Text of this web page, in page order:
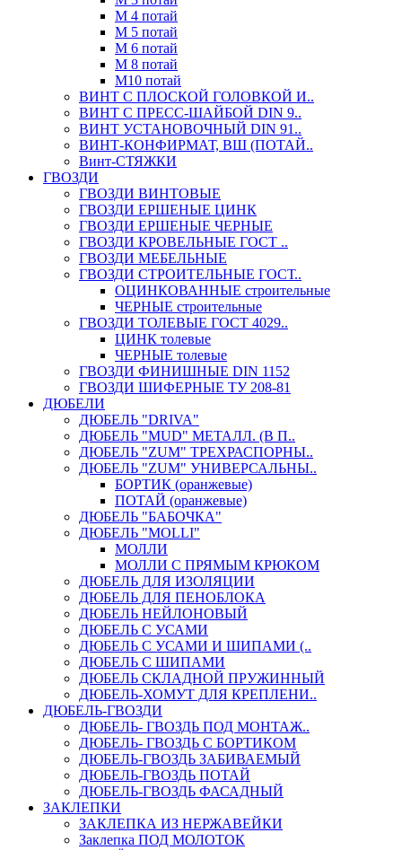
М 4 потай
М 5 потай
М 6 потай
М 8 потай
М10 потай
ВИНТ С ПЛОСКОЙ ГОЛОВКОЙ И..
ВИНТ С ПРЕСС-ШАЙБОЙ DIN 9..
ВИНТ УСТАНОВОЧНЫЙ DIN 91..
ВИНТ-КОНФИРМАТ, ВШ (ПОТАЙ..
Винт-СТЯЖКИ
ГВОЗДИ
ГВОЗДИ ВИНТОВЫЕ
ГВОЗДИ ЕРШЕНЫЕ ЦИНК
ГВОЗДИ ЕРШЕНЫЕ ЧЕРНЫЕ
ГВОЗДИ КРОВЕЛЬНЫЕ ГОСТ ..
ГВОЗДИ МЕБЕЛЬНЫЕ
ГВОЗДИ СТРОИТЕЛЬНЫЕ ГОСТ..
ОЦИНКОВАННЫЕ строительные
ЧЕРНЫЕ строительные
ГВОЗДИ ТОЛЕВЫЕ ГОСТ 4029..
ЦИНК толевые
ЧЕРНЫЕ толевые
ГВОЗДИ ФИНИШНЫЕ DIN 1152
ГВОЗДИ ШИФЕРНЫЕ ТУ 208-81
ДЮБЕЛИ
ДЮБЕЛЬ "DRIVA"
ДЮБЕЛЬ "MUD" МЕТАЛЛ. (В П..
ДЮБЕЛЬ "ZUM" ТРЕХРАСПОРНЫ..
ДЮБЕЛЬ "ZUM" УНИВЕРСАЛЬНЫ..
БОРТИК (оранжевые)
ПОТАЙ (оранжевые)
ДЮБЕЛЬ "БАБОЧКА"
ДЮБЕЛЬ "МOLLI"
МОЛЛИ
МОЛЛИ С ПРЯМЫМ КРЮКОМ
ДЮБЕЛЬ ДЛЯ ИЗОЛЯЦИИ
ДЮБЕЛЬ ДЛЯ ПЕНОБЛОКА
ДЮБЕЛЬ НЕЙЛОНОВЫЙ
ДЮБЕЛЬ С УСАМИ
ДЮБЕЛЬ С УСАМИ И ШИПАМИ (..
ДЮБЕЛЬ С ШИПАМИ
ДЮБЕЛЬ СКЛАДНОЙ ПРУЖИННЫЙ
ДЮБЕЛЬ-ХОМУТ ДЛЯ КРЕПЛЕНИ..
ДЮБЕЛЬ-ГВОЗДИ
ДЮБЕЛЬ- ГВОЗДЬ ПОД МОНТАЖ..
ДЮБЕЛЬ- ГВОЗДЬ С БОРТИКОМ
ДЮБЕЛЬ-ГВОЗДЬ ЗАБИВАЕМЫЙ
ДЮБЕЛЬ-ГВОЗДЬ ПОТАЙ
ДЮБЕЛЬ-ГВОЗДЬ ФАСАДНЫЙ
ЗАКЛЕПКИ
ЗАКЛЕПКА ИЗ НЕРЖАВЕЙКИ
Заклепка ПОД МОЛОТОК